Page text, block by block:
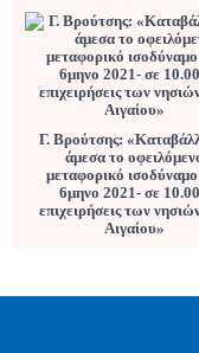
Γ. Βρούτσης:
άμεσα το
μεταφορικό
6μηνο 2021- σε
επιχειρήσεις των
Αιγαίου»